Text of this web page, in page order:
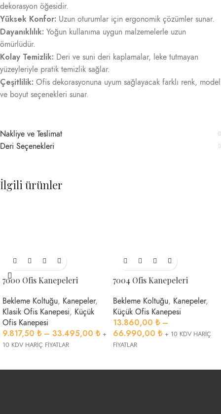
dekorasyon öğesidir.
Yüksek Konfor: Uzun oturumlar için ergonomik çözümler sunar.
Dayanıklılık: Yoğun kullanıma uygun malzemelerle uzun
ömürlüdür.
Kolay Temizlik: Deri ve suni deri kaplamalar, leke tutmayan
yüzeyleriyle pratik temizlik sağlar.
Çeşitlilik: Ofis dekorasyonuna uyum sağlayacak farklı renk, model
ve boyut seçenekleri sunar.
Nakliye ve Teslimat
Deri Seçenekleri
İlgili ürünler
7000 Ofis Kanepeleri
Bekleme Koltuğu, Kanepeler,
Klasik Ofis Kanepesi, Küçük
Ofis Kanepesi
9.817,50 ₺ – 33.495,00 ₺ +
10 KDV HARİÇ FİYATLAR
7004 Ofis Kanepeleri
Bekleme Koltuğu, Kanepeler,
Küçük Ofis Kanepesi
13.860,00 ₺ –
66.990,00 ₺ + 10 KDV HARİÇ
FİYATLAR